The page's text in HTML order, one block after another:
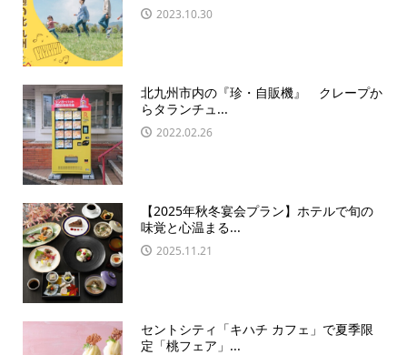
2023.10.30
北九州市内の『珍・自販機』 クレープか
らタランチュ...
2022.02.26
【2025年秋冬宴会プラン】ホテルで旬の
味覚と心温まる...
2025.11.21
セントシティ「キハチ カフェ」で夏季限
定「桃フェア」...